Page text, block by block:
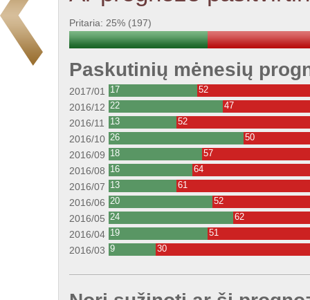
Pritaria: 25% (197)
Paskutinių mėnesių
2017/01 17 52
2016/12 22 47
2016/11 13 52
2016/10 26 50
2016/09 18 57
2016/08 16 64
2016/07 13 61
2016/06 20 52
2016/05 24 62
2016/04 19 51
2016/03 9 30